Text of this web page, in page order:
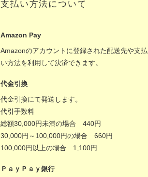
支払い方法について
Amazon Pay
Amazonのアカウントに登録された配送先や支払
い方法を利用して決済できます。
代金引換
代金引換にて発送します。
代引手数料
総額30,000円未満の場合 440円
30,000円～100,000円の場合 660円
100,000円以上の場合 1,100円
ＰａｙＰａｙ銀行